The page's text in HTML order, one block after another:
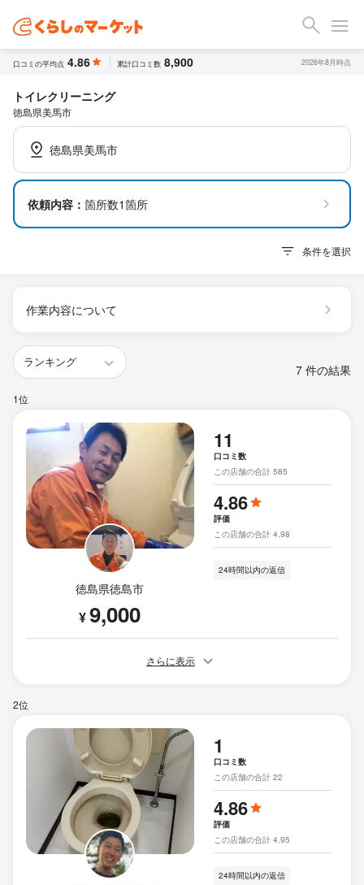
口コミの平均点 4.86 累計口コミ数 8,900 2026年8月時点
トイレクリーニング
徳島県美馬市
徳島県美馬市
依頼内容： 箇所数1箇所
条件を選択
作業内容について
7 件の結果
1位
徳島県徳島市
¥9,000
11
口コミ数
この店舗の合計 585
4.86
評価
この店舗の合計 4.98
24時間以内の返信
さらに表示
2位
1
口コミ数
この店舗の合計 22
4.86
評価
この店舗の合計 4.95
24時間以内の返信